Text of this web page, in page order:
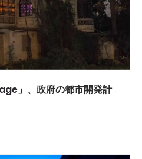
」、政府の都市開発計